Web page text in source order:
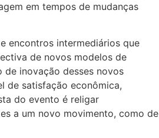
em tempos de mudanças
encontros intermediários que
de novos modelos de
de inovação desses novos
de satisfação econômica,
do evento é religar
a um novo movimento, como de